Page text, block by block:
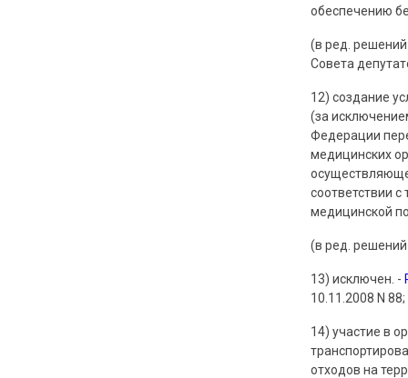
обеспечению
(в ред.
Совета
12) создание
(за
Федерации
медицинских
соответствии
медицинской
(в ред.
13) исключен. -
10.11.2008 N 88;
14) участие в
отходов на